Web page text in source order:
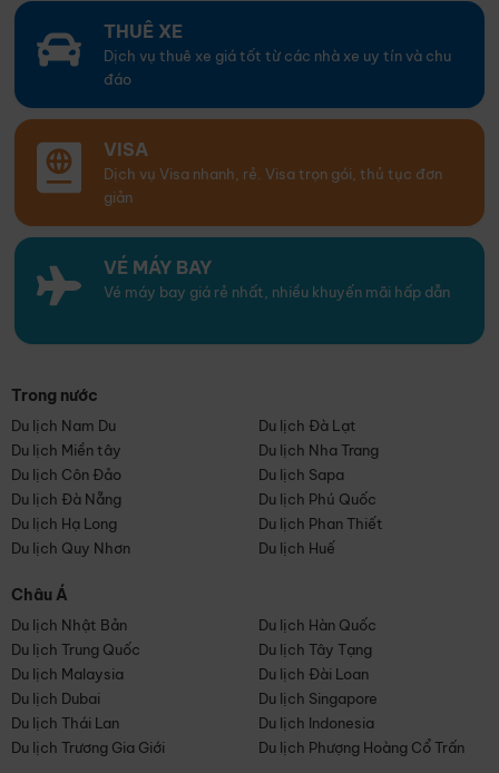
THUÊ XE
Dịch vụ thuê xe giá tốt từ các nhà xe uy tín và chu
đáo
VISA
Dịch vụ Visa nhanh, rẻ. Visa trọn gói, thủ tục đơn
giản
VÉ MÁY BAY
Vé máy bay giá rẻ nhất, nhiều khuyến mãi hấp dẫn
Trong nước
Du lịch Nam Du
Du lịch Đà Lạt
Du lịch Miền tây
Du lịch Nha Trang
Du lịch Côn Đảo
Du lịch Sapa
Du lịch Đà Nẵng
Du lịch Phú Quốc
Du lịch Hạ Long
Du lịch Phan Thiết
Du lịch Quy Nhơn
Du lịch Huế
Châu Á
Du lịch Nhật Bản
Du lịch Hàn Quốc
Du lịch Trung Quốc
Du lịch Tây Tạng
Du lịch Malaysia
Du lịch Đài Loan
Du lịch Dubai
Du lịch Singapore
Du lịch Thái Lan
Du lịch Indonesia
Du lịch Trương Gia Giới
Du lịch Phượng Hoàng Cổ Trấn